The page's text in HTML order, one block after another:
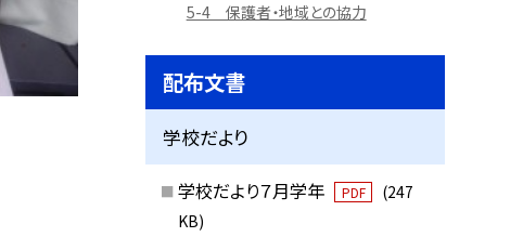
5-4 保護者・地域との協力
配布文書
学校だより
学校だより７月学年 PDF
(247
KB)